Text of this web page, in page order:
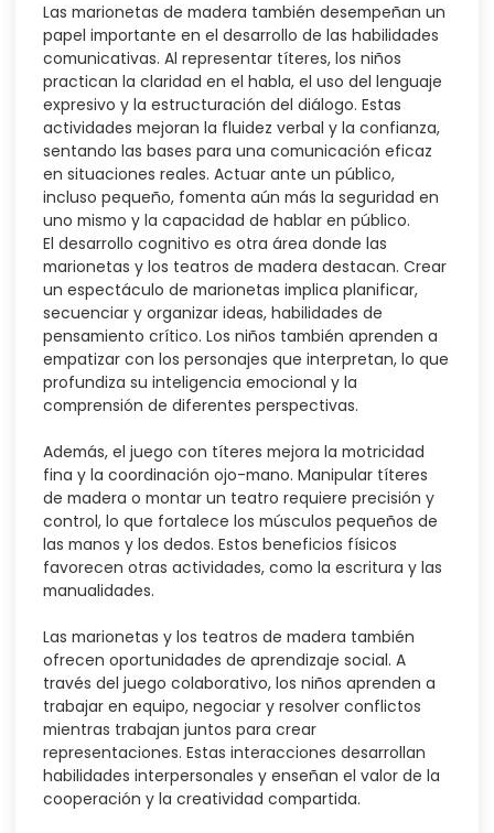
Las marionetas de madera también desempeñan un
papel importante en el desarrollo de las habilidades
comunicativas. Al representar títeres, los niños
practican la claridad en el habla, el uso del lenguaje
expresivo y la estructuración del diálogo. Estas
actividades mejoran la fluidez verbal y la confianza,
sentando las bases para una comunicación eficaz
en situaciones reales. Actuar ante un público,
incluso pequeño, fomenta aún más la seguridad en
uno mismo y la capacidad de hablar en público.
El desarrollo cognitivo es otra área donde las
marionetas y los teatros de madera destacan. Crear
un espectáculo de marionetas implica planificar,
secuenciar y organizar ideas, habilidades de
pensamiento crítico. Los niños también aprenden a
empatizar con los personajes que interpretan, lo que
profundiza su inteligencia emocional y la
comprensión de diferentes perspectivas.
Además, el juego con títeres mejora la motricidad
fina y la coordinación ojo-mano. Manipular títeres
de madera o montar un teatro requiere precisión y
control, lo que fortalece los músculos pequeños de
las manos y los dedos. Estos beneficios físicos
favorecen otras actividades, como la escritura y las
manualidades.
Las marionetas y los teatros de madera también
ofrecen oportunidades de aprendizaje social. A
través del juego colaborativo, los niños aprenden a
trabajar en equipo, negociar y resolver conflictos
mientras trabajan juntos para crear
representaciones. Estas interacciones desarrollan
habilidades interpersonales y enseñan el valor de la
cooperación y la creatividad compartida.